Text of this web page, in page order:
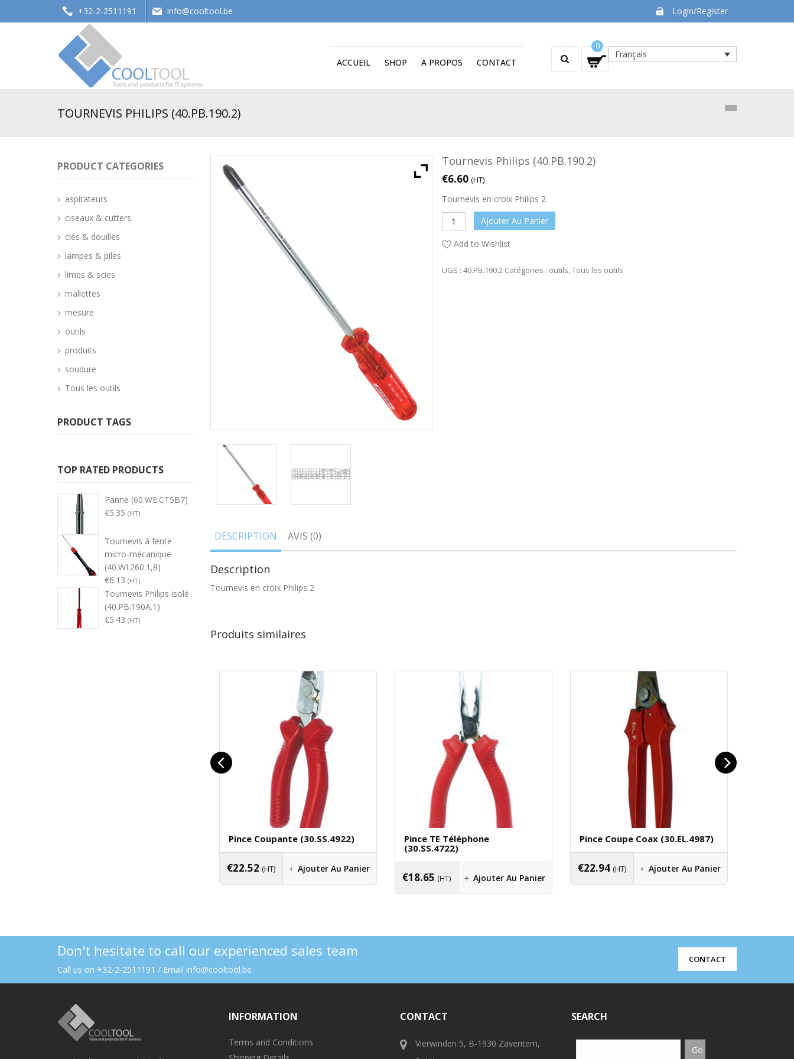
+32-2-2511191 info@cooltool.be Login/Register
Français
0
ACCUEIL SHOP A PROPOS CONTACT
TOURNEVIS PHILIPS (40.PB.190.2)
Tournevis Philips (40.PB.190.2)
€6.60 (HT)
Tournevis en croix Philips 2
Ajouter Au Panier
Add to Wishlist
UGS : 40.PB.190.2 Catégories : outils,Tous les outils
DESCRIPTION AVIS (0)
Description
Tournevis en croix Philips 2
Produits similaires
Pince Coupante (30.SS.4922)
€22.52 (HT) Ajouter Au Panier
Pince TE Téléphone
(30.SS.4722)
€18.65 (HT) Ajouter Au Panier
Pince Coupe Coax (30.EL.4987)
€22.94 (HT) Ajouter Au Panier
PRODUCT CATEGORIES
aspirateurs
ciseaux & cutters
clés & douilles
lampes & piles
limes & scies
mallettes
mesure
outils
produits
soudure
Tous les outils
PRODUCT TAGS
TOP RATED PRODUCTS
Panne (60.WE.CT5B7)
€5.35 (HT)
Tournevis à fente
micro-mécanique
(40.WI.260.1,8)
€6.13 (HT)
Tournevis Philips isolé
(40.PB.190A.1)
€5.43 (HT)
Don't hesitate to call our experienced sales team
Call us on +32-2-2511191 / Email info@cooltool.be
CONTACT
INFORMATION
Terms and Conditions
CONTACT
Vierwinden 5, B-1930 Zaventem,
SEARCH